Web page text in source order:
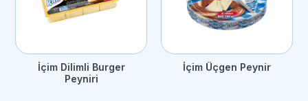
İçim Dilimli Burger
Peyniri
İçim Üçgen Peynir